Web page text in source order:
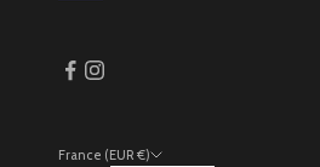
France (EUR €)